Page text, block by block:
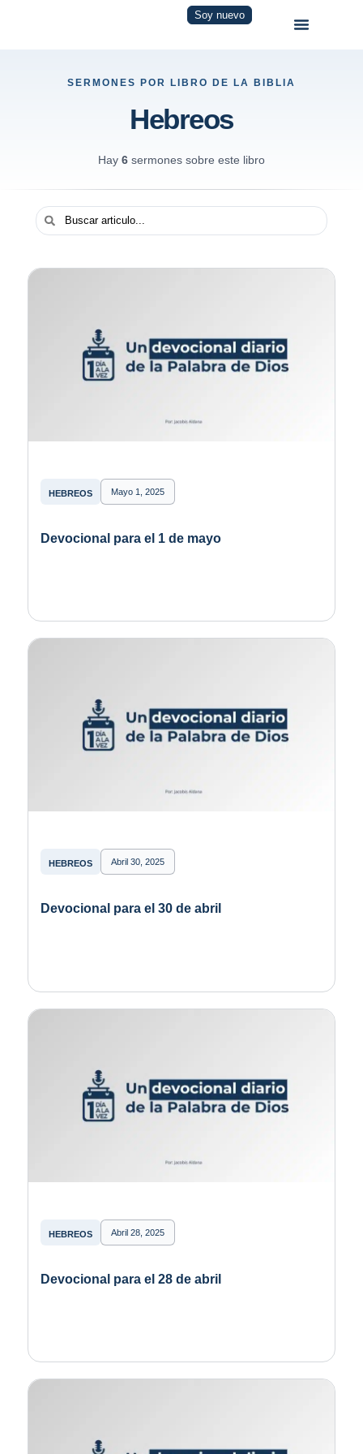
Soy nuevo
SERMONES POR LIBRO DE LA BIBLIA
Hebreos
Hay 6sermones sobre este libro
HEBREOS Mayo 1, 2025
Devocional para el 1 de mayo
HEBREOS Abril 30, 2025
Devocional para el 30 de abril
HEBREOS Abril 28, 2025
Devocional para el 28 de abril